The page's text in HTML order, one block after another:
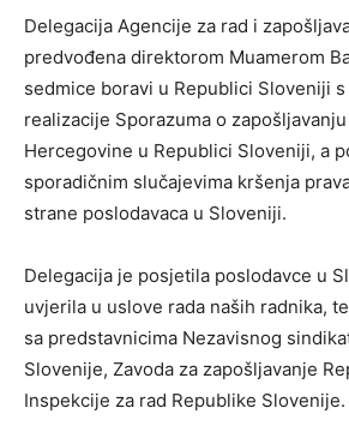
Delegacija Agencije za rad i
predvođena direktorom Muamerom
sedmice boravi u Republici Sloveniji
realizacije Sporazuma o
Hercegovine u Republici Sloveniji, a
sporadičnim slučajevima kršenja
strane poslodavaca u Sloveniji.
Delegacija je posjetila poslodavce u
uvjerila u uslove rada naših radnika,
sa predstavnicima Nezavisnog
Slovenije, Zavoda za zapošljavanje
Inspekcije za rad Republike Slovenije.